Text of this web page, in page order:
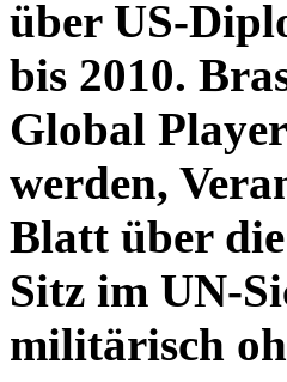
über US-
bis 2010.
Global
werden,
Blatt über
Sitz im UN-
militärisch